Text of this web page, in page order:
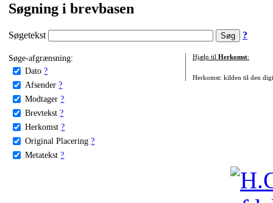
Søgning i brevbasen
Søgetekst ?
Søge-afgrænsning:
Dato ?
Afsender ?
Modtager ?
Brevtekst ?
Herkomst ?
Original Placering ?
Metatekst ?
Hjælp til Herkomst:
Herkomst: kilden til den